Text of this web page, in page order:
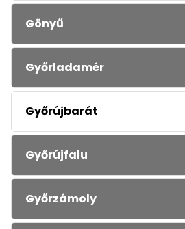
Gönyű
Győrladamér
Győrújbarát
Győrújfalu
Győrzámoly